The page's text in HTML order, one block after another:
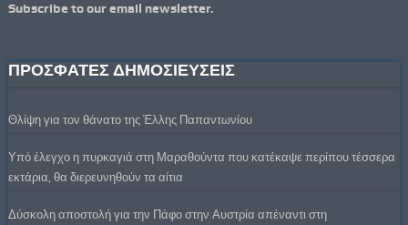
Subscribe to our email newsletter.
ΠΡΟΣΦΑΤΕΣ ΔΗΜΟΣΙΕΥΣΕΙΣ
Θλίψη για τον θάνατο της Έλλης Παπαντωνίου
Υπό έλεγχο η πυρκαγιά στη Μαραθούντα που κατέκαψε περίπου τέσσερα
εκτάρια, θα διερευνηθούν τα αίτια
Δύσκολη αποστολή για την Πάφο στην Αυστρία απέναντι στη